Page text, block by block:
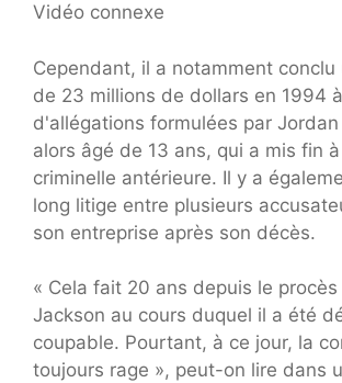
Vidéo connexe
Cependant, il a notamment conclu
de 23 millions de dollars en 1994
d'allégations formulées par Jordan
alors âgé de 13 ans, qui a mis fin
criminelle antérieure. Il y a
long litige entre plusieurs
son entreprise après son décès.
« Cela fait 20 ans depuis le
Jackson au cours duquel il a été
coupable. Pourtant, à ce jour, la
toujours rage », peut-on lire dans